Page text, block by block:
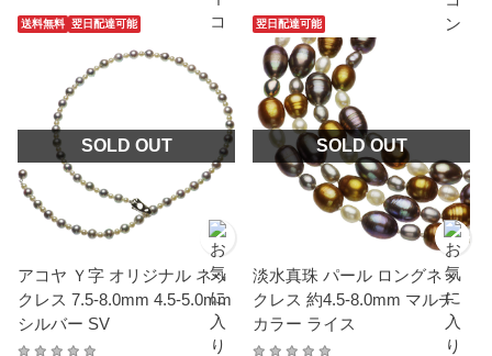
送料無料 翌日配達可能
SOLD OUT
アコヤ Ｙ字 オリジナル ネッ
クレス 7.5-8.0mm 4.5-5.0mm
シルバー SV
翌日配達可能
SOLD OUT
淡水真珠 パール ロングネッ
クレス 約4.5-8.0mm マルチ
カラー ライス